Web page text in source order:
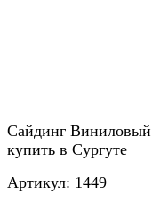
Сайдинг
купить в Сургуте
Артикул: 1449